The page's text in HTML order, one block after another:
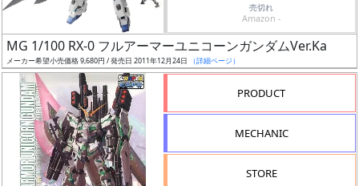
フ
リ
売切れ
Amazon -
MG 1/100 RX-0 フルアーマーユニコーンガンダムVer.Ka
メーカー希望小売価格 9,680円 / 発売日 2011年12月24日 （詳細ページ）
PRODUCT
MECHANIC
STORE